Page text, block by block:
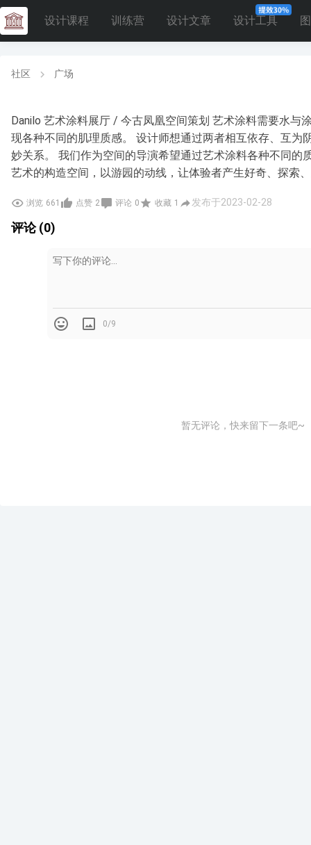
设计课程 训练营 设计文章 设计工具
社区 广场
Danilo 艺术涂料展厅 / 今古凤凰空间策划 艺术涂料需要水与
现各种不同的肌理质感。 设计师想通过两者相互依存、互为
妙关系。 我们作为空间的导演希望通过艺术涂料各种不同的
艺术的构造空间，以游园的动线，让体验者产生好奇、探索
浏览 661 点赞 2 评论 0 收藏 1 发布于2023-02-28
评论 (0)
0/9
暂无评论，快来留下一条吧~